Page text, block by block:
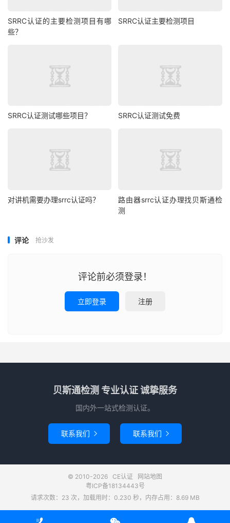
SRRC认证的主要检测项目有哪
些？
SRRC认证主要检测项目
SRRC认证测试哪些项目？ SRRC认证测试免费
对讲机需要办理srrc认证吗？
路由器srrc认证办理找贝斯通检
测
评论 抢沙发
评论前必须登录！
立即登录 注册
贝斯通检测 专业认证 诚挚服务
国内外一站式检测认证。
联系我们  联系我们 
© 2010-2026 CE认证
网站地图
粤ICP备18134443号
请求次数：23 次，加载用时：0.230 秒，内存占用：8.69 MB